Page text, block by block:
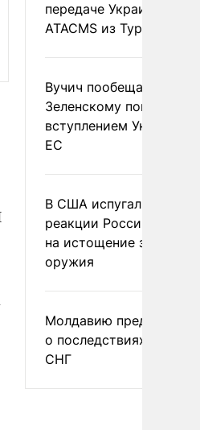
передаче Украине
ATACMS из Турции
Вучич пообещал
Зеленскому помочь со
вступлением Украины в
ЕС
В США испугались
реакции России и
на истощение запасов
оружия
Молдавию
о последствиях выхода
СНГ